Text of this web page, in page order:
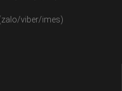
viber/imes)